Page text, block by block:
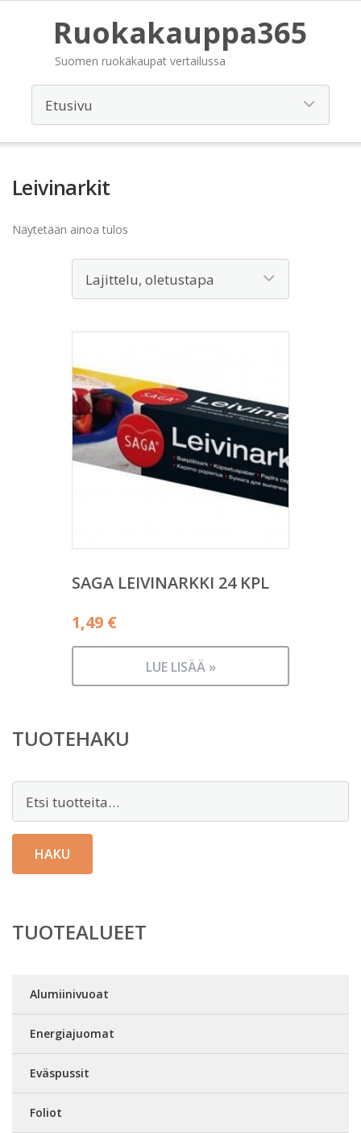
Ruokakauppa365
Suomen ruokakaupat vertailussa
Leivinarkit
Näytetään ainoa tulos
SAGA LEIVINARKKI 24 KPL
1,49 €
LUE LISÄÄ »
TUOTEHAKU
HAKU
TUOTEALUEET
Alumiinivuoat
Energiajuomat
Eväspussit
Foliot